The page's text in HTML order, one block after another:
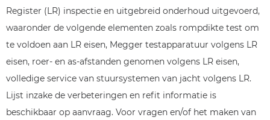
Register (LR) inspectie en uitgebreid onderhoud uitgevoerd,
waaronder de volgende elementen zoals rompdikte test om
te voldoen aan LR eisen, Megger testapparatuur volgens LR
eisen, roer- en as-afstanden genomen volgens LR eisen,
volledige service van stuursystemen van jacht volgens LR.
Lijst inzake de verbeteringen en refit informatie is
beschikbaar op aanvraag. Voor vragen en/of het maken van